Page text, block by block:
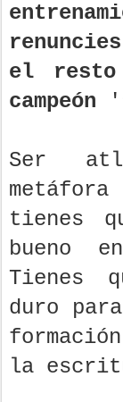
el resto
campeón
Ser
tienes
bueno
Tienes
duro
la